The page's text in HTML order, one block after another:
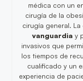
médica con un
cirugía de la
cirugía general.
vanguardia y
invasivos que
los tiempos de
cualificado y un
experiencia de